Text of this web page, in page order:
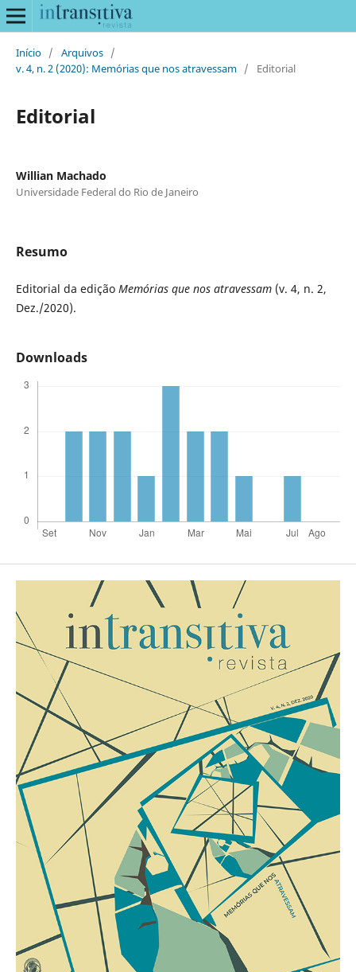
Início / Arquivos /
v. 4, n. 2 (2020): Memórias que nos atravessam / Editorial
Editorial
Willian Machado
Universidade Federal do Rio de Janeiro
Resumo
Editorial da edição Memórias que nos atravessam(v. 4, n. 2,
Dez./2020).
Downloads